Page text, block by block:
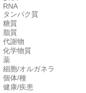
RNA
タンパク質
糖質
脂質
代謝物
化学物質
薬
細胞/オルガネラ
個体/種
健康/疾患